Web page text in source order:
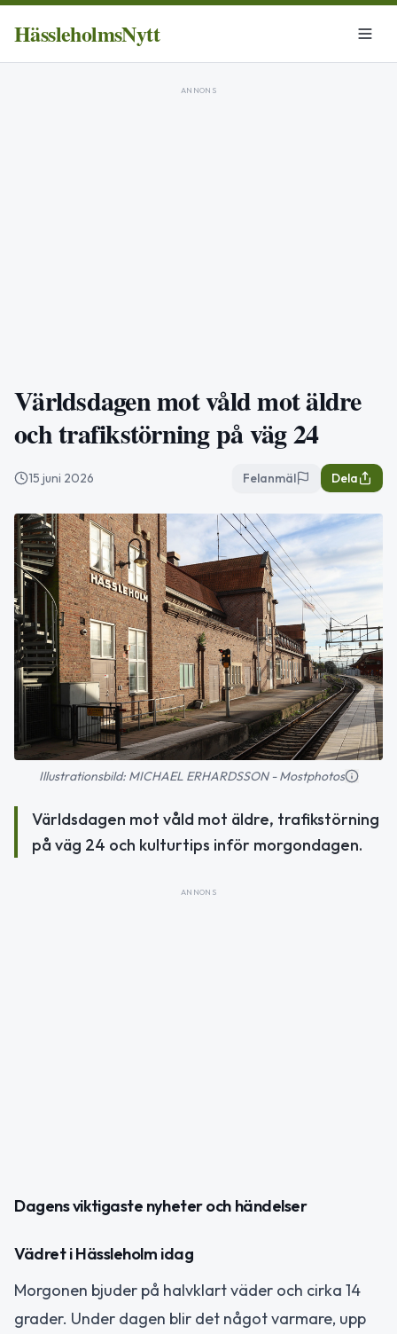
HässleholmsNytt
ANNONS
Världsdagen mot våld mot äldre
och trafikstörning på väg 24
15 juni 2026 Felanmäl Dela
Illustrationsbild: MICHAEL ERHARDSSON - Mostphotos
Världsdagen mot våld mot äldre, trafikstörning
på väg 24 och kulturtips inför morgondagen.
ANNONS
Dagens viktigaste nyheter och händelser
Vädret i Hässleholm idag
Morgonen bjuder på halvklart väder och cirka 14
grader. Under dagen blir det något varmare, upp